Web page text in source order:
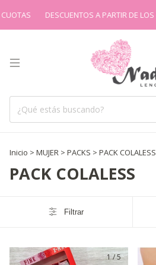
DESCUENTOS A PARTIR DE LOS $100.000
Inicio > MUJER > PACKS > PACK COLALESS
PACK COLALESS
Filtrar
1/5